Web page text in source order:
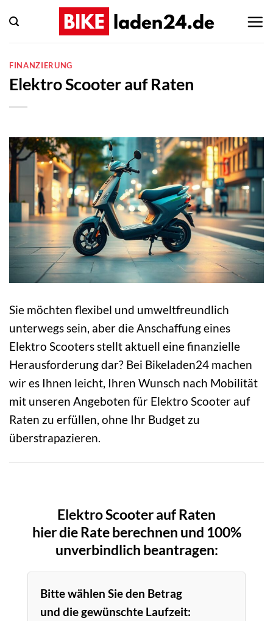
Inhalt
springen
FINANZIERUNG
Elektro Scooter auf Raten
Sie möchten flexibel und umweltfreundlich
unterwegs sein, aber die Anschaffung eines
Elektro Scooters stellt aktuell eine finanzielle
Herausforderung dar? Bei Bikeladen24 machen
wir es Ihnen leicht, Ihren Wunsch nach Mobilität
mit unseren Angeboten für Elektro Scooter auf
Raten zu erfüllen, ohne Ihr Budget zu
überstrapazieren.
Elektro Scooter auf Raten
hier die Rate berechnen und 100%
unverbindlich beantragen:
Bitte wählen Sie den Betrag
und die gewünschte Laufzeit: